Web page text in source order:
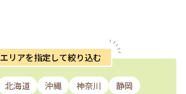
エリアを指定して絞り込む
北海道 沖縄 神奈川
静岡